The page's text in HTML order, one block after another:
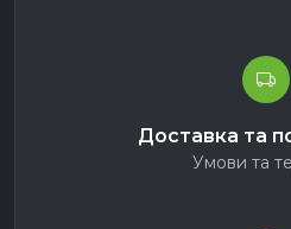
Доставка та
Умови та